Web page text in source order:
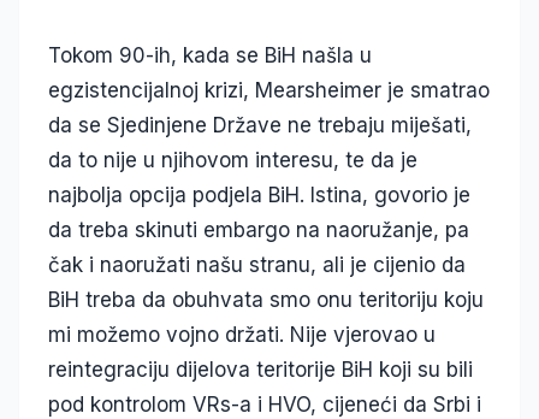
Tokom 90-ih, kada se BiH našla u
egzistencijalnoj krizi, Mearsheimer je smatrao
da se Sjedinjene Države ne trebaju miješati,
da to nije u njihovom interesu, te da je
najbolja opcija podjela BiH. Istina, govorio je
da treba skinuti embargo na naoružanje, pa
čak i naoružati našu stranu, ali je cijenio da
BiH treba da obuhvata smo onu teritoriju koju
mi možemo vojno držati. Nije vjerovao u
reintegraciju dijelova teritorije BiH koji su bili
pod kontrolom VRs-a i HVO, cijeneći da Srbi i